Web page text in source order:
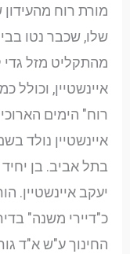
מורת רוח מהעידון
שלו, שכבר נטו
מהתקליט מזל
איינשטיין,
רוח" הימים
איינשטיין נולד
בתל אביב. בן
יעקב איינשטיין.
כ"דיירי משנה"
החינוך ע"ש א"ד